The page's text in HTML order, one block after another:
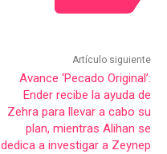
Artículo siguiente
Avance ‘Pecado Original’:
Ender recibe la ayuda de
Zehra para llevar a cabo su
plan, mientras Alihan se
dedica a investigar a Zeynep